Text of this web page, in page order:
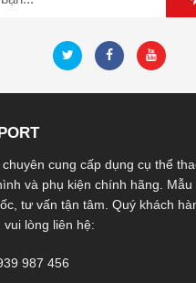
cung cấp dụng cụ thể
và phụ kiện chính hãng.
tư vấn tận tâm. Quý khách
lòng liên hệ:
987 456